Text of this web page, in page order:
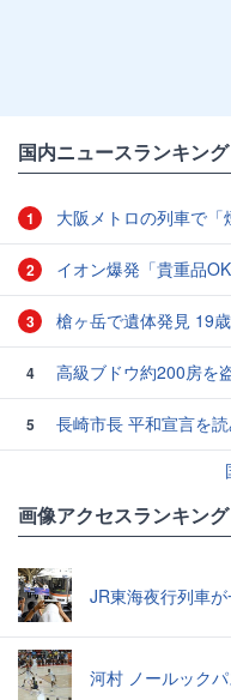
国内ニュースランキング
1 大阪メトロの列車で「
2 イオン爆発「貴重品
3 槍ヶ岳で遺体発見 19
4 高級ブドウ約200房を
5
長崎市長 平和宣言を
画像アクセスランキング
JR東海夜行列車
河村 ノールック